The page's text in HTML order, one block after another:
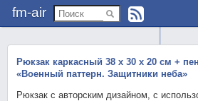
fm-air
Рюкзак каркасный 38 х 30 х 20 см +
«Военный паттерн. Защитники неба»
Рюкзак с авторским дизайном, с